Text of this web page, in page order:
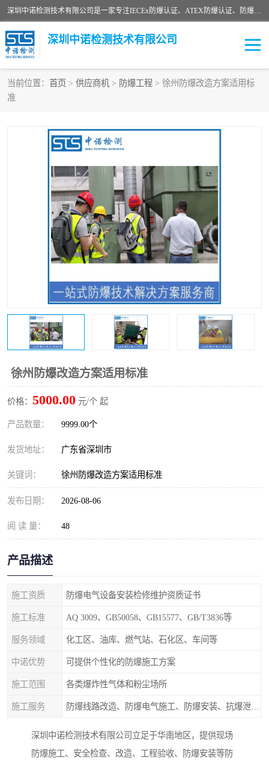
深圳中诺检测技术有限公司是一家专注IECEx防爆认证、ATEX防爆认证、防爆电气检测、防爆合格证、煤安认证等代理机构，可为客户提供从防爆设计、认证、现场检查、工程施工改造、培训等一站式服务。
深圳中诺检测技术有限公司
当前位置： 首页 > 供应商机 > 防爆工程 > 徐州防爆改造方案适用标
准
徐州防爆改造方案适用标准
价格： 5000.00 元/个 起
产品数量： 9999.00个
发货地址： 广东省深圳市
关键词： 徐州防爆改造方案适用标准
发布日期： 2026-08-06
阅 读 量： 48
产品描述
施工资质 防爆电气设备安装检修维护资质证书
施工标准 AQ 3009、GB50058、GB15577、GB/T3836等
服务领域 化工区、油库、燃气站、石化区、车间等
中诺优势 可提供个性化的防爆施工方案
施工范围 各类爆炸性气体和粉尘场所
施工服务
深圳中诺检测技术有限公司立足于华南地区，提供现场
防爆施工、安全检查、改造、工程验收、防爆安装等防
防爆3C认证 现场防爆检测
防爆工程 煤安矿安
IECEx防爆认证 防爆设计
防爆资质证书 各国防爆认证
防爆培训 SIL认证
防爆电气检测机构 防爆合格证代理机构